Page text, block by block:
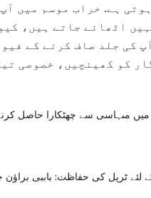
ہے. خراب موسم میں
اٹھائے جاتے ہیں،
کی جلد صاف کرنے کے
کو کھینچیں، خصوصی
مںہاسی سے چھٹکارا حاصل
لئے ٹرپل کی حفاظت: باببی براؤن